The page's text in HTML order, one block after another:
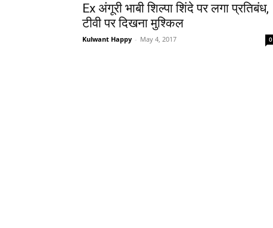
Ex अंगूरी भाबी शिल्‍पा शिंदे पर लगा प्रतिबंध,
टीवी पर दिखना मुश्‍किल
Kulwant Happy - May 4, 2017 0